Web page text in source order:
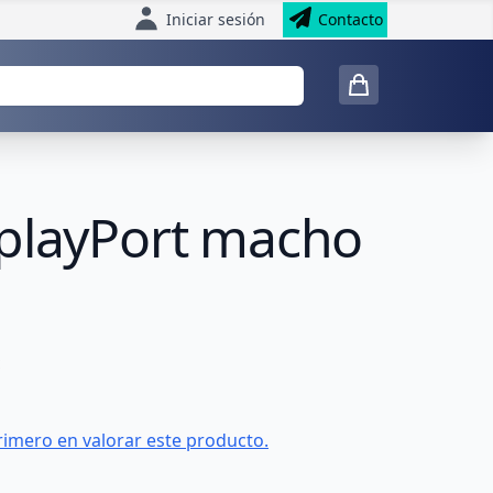
Iniciar sesión Contacto
macho
en valorar este producto.